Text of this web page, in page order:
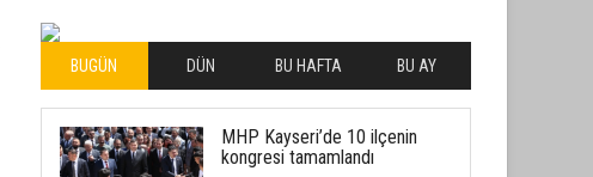
26 Subat 2026
METİN ERTEM
YENİ HİCRİ YIL VE ÜLKEMİZDE
YAŞANANLAR!
BUGÜN DÜN BU HAFTA BU AY
MHP Kayseri’de 10 ilçenin
kongresi tamamlandı